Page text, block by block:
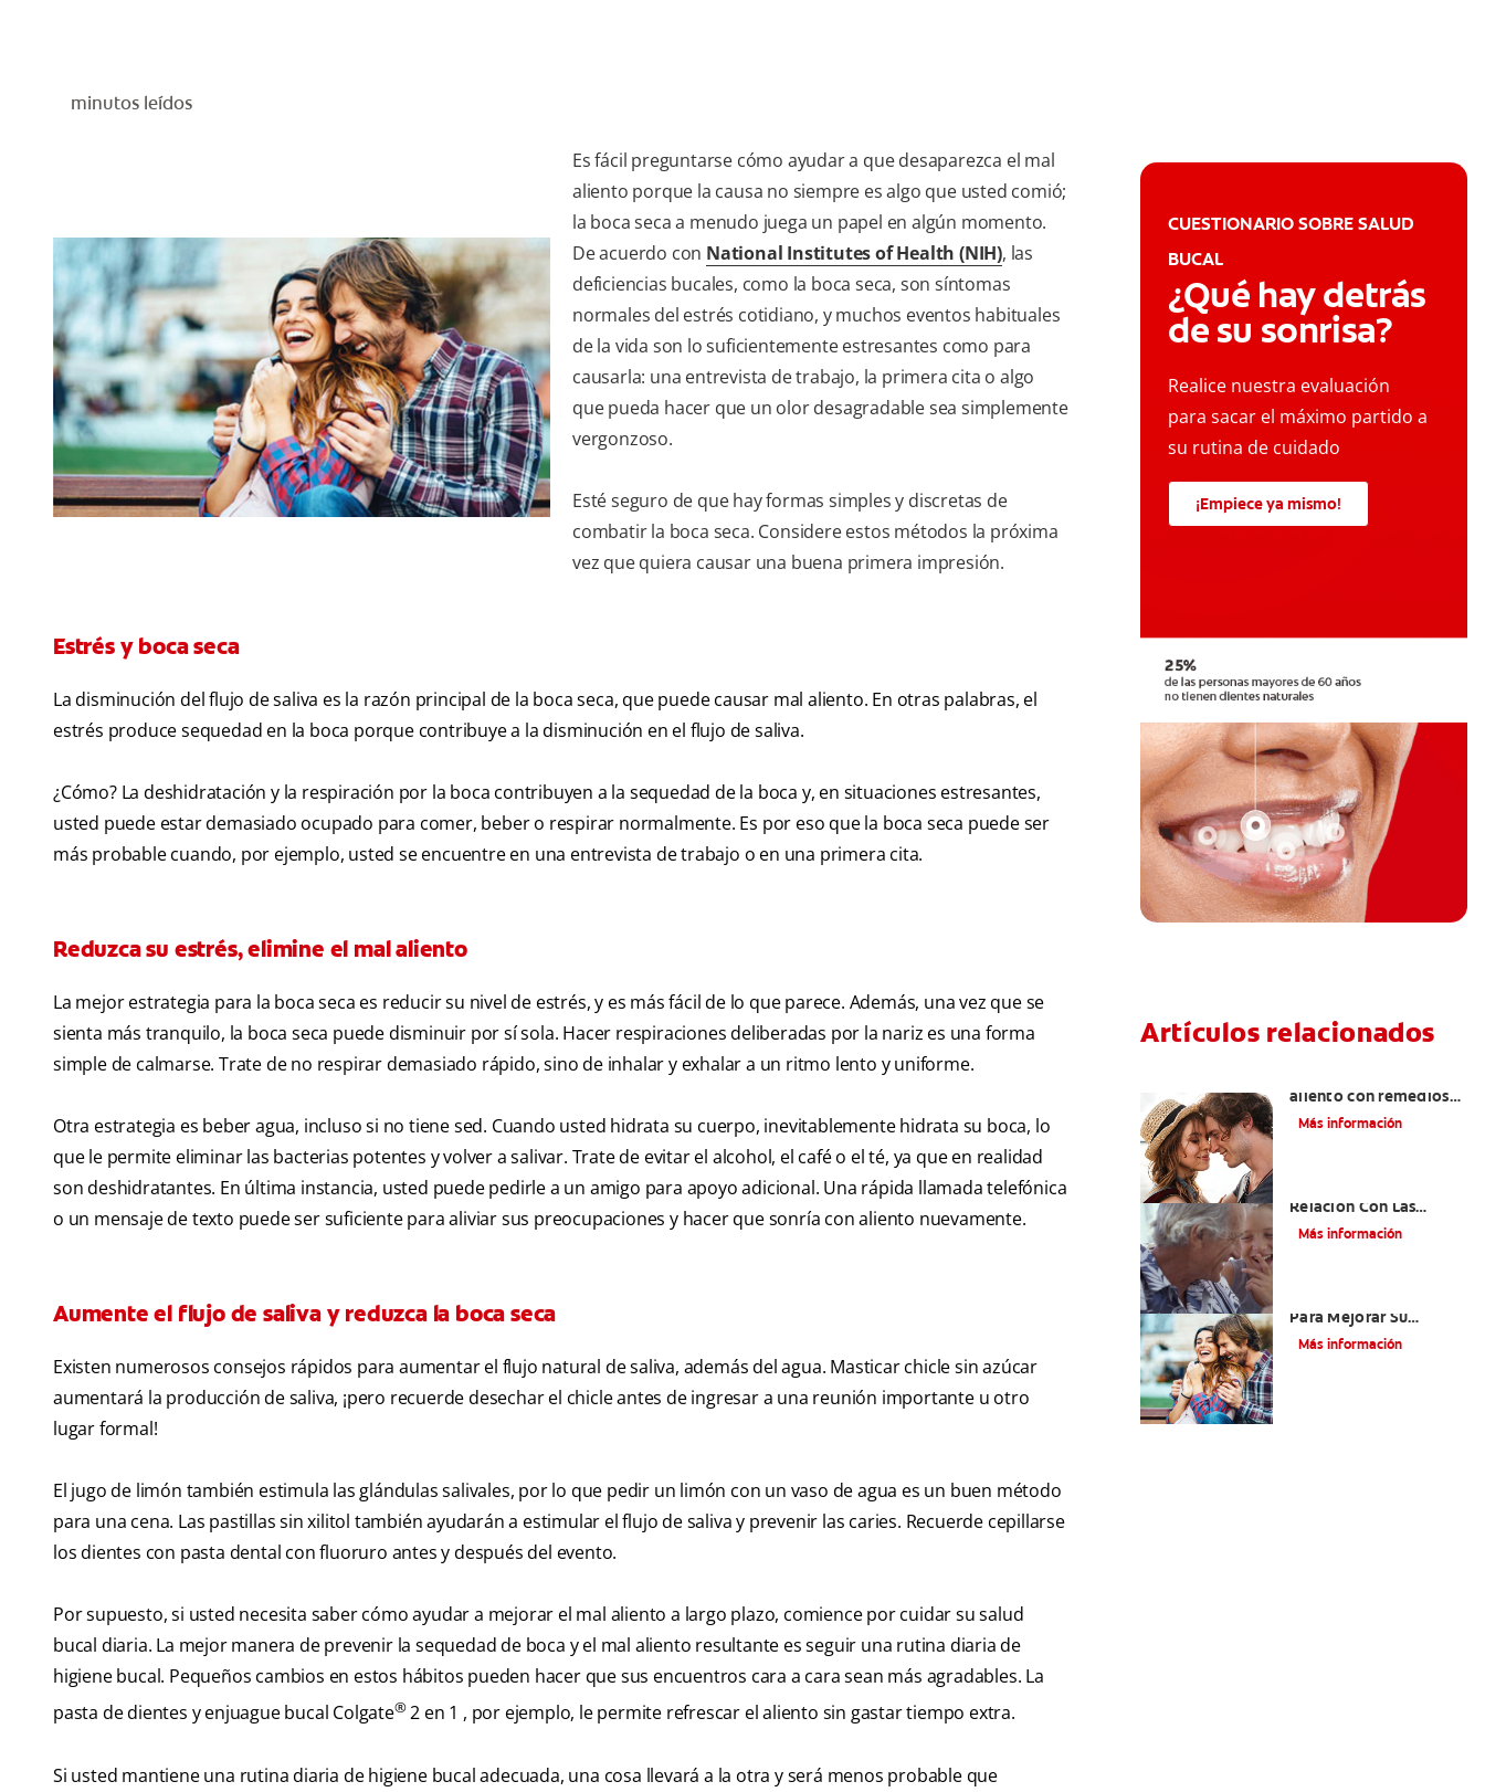
minutos leídos
Es fácil preguntarse cómo ayudar a que desaparezca el mal
aliento porque la causa no siempre es algo que usted comió;
la boca seca a menudo juega un papel en algún momento.
De acuerdo con National Institutes of Health (NIH), las
deficiencias bucales, como la boca seca, son síntomas
normales del estrés cotidiano, y muchos eventos habituales
de la vida son lo suficientemente estresantes como para
causarla: una entrevista de trabajo, la primera cita o algo
que pueda hacer que un olor desagradable sea simplemente
vergonzoso.
Esté seguro de que hay formas simples y discretas de
combatir la boca seca. Considere estos métodos la próxima
vez que quiera causar una buena primera impresión.
Estrés y boca seca
La disminución del flujo de saliva es la razón principal de la boca seca, que puede causar mal aliento. En otras palabras, el
estrés produce sequedad en la boca porque contribuye a la disminución en el flujo de saliva.
¿Cómo? La deshidratación y la respiración por la boca contribuyen a la sequedad de la boca y, en situaciones estresantes,
usted puede estar demasiado ocupado para comer, beber o respirar normalmente. Es por eso que la boca seca puede ser
más probable cuando, por ejemplo, usted se encuentre en una entrevista de trabajo o en una primera cita.
Reduzca su estrés, elimine el mal aliento
La mejor estrategia para la boca seca es reducir su nivel de estrés, y es más fácil de lo que parece. Además, una vez que se
sienta más tranquilo, la boca seca puede disminuir por sí sola. Hacer respiraciones deliberadas por la nariz es una forma
simple de calmarse. Trate de no respirar demasiado rápido, sino de inhalar y exhalar a un ritmo lento y uniforme.
Otra estrategia es beber agua, incluso si no tiene sed. Cuando usted hidrata su cuerpo, inevitablemente hidrata su boca, lo
que le permite eliminar las bacterias potentes y volver a salivar. Trate de evitar el alcohol, el café o el té, ya que en realidad
son deshidratantes. En última instancia, usted puede pedirle a un amigo para apoyo adicional. Una rápida llamada telefónica
o un mensaje de texto puede ser suficiente para aliviar sus preocupaciones y hacer que sonría con aliento nuevamente.
Aumente el flujo de saliva y reduzca la boca seca
Existen numerosos consejos rápidos para aumentar el flujo natural de saliva, además del agua. Masticar chicle sin azúcar
aumentará la producción de saliva, ¡pero recuerde desechar el chicle antes de ingresar a una reunión importante u otro
lugar formal!
El jugo de limón también estimula las glándulas salivales, por lo que pedir un limón con un vaso de agua es un buen método
para una cena. Las pastillas sin xilitol también ayudarán a estimular el flujo de saliva y prevenir las caries. Recuerde cepillarse
los dientes con pasta dental con fluoruro antes y después del evento.
Por supuesto, si usted necesita saber cómo ayudar a mejorar el mal aliento a largo plazo, comience por cuidar su salud
bucal diaria. La mejor manera de prevenir la sequedad de boca y el mal aliento resultante es seguir una rutina diaria de
higiene bucal. Pequeños cambios en estos hábitos pueden hacer que sus encuentros cara a cara sean más agradables. La
pasta de dientes y enjuague bucal Colgate®2 en 1 , por ejemplo, le permite refrescar el aliento sin gastar tiempo extra.
Si usted mantiene una rutina diaria de higiene bucal adecuada, una cosa llevará a la otra y será menos probable que
CUESTIONARIO SOBRE SALUD
BUCAL
¿Qué hay detrás
de su sonrisa?
Realice nuestra evaluación
para sacar el máximo partido a
su rutina de cuidado
¡Empiece ya mismo!
Artículos relacionados
aliento con remedios
caseros?
Más información
Relación Con Las
Enfermedades Orales Y
Más información
Para Mejorar Su
Confianza
Más información